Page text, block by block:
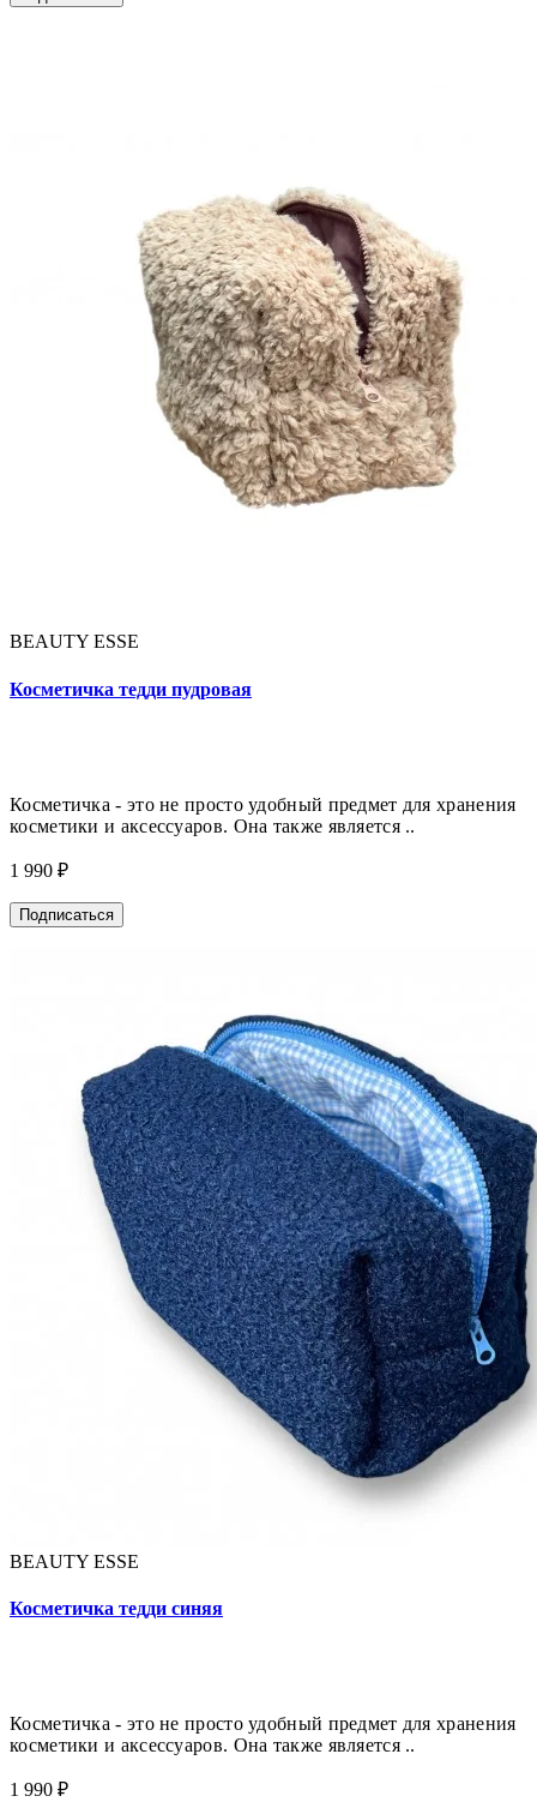
BEAUTY ESSE
Косметичка тедди пудровая
Косметичка - это не просто удобный предмет для хранения
косметики и аксессуаров. Она также является ..
1 990 ₽
Подписаться
BEAUTY ESSE
Косметичка тедди синяя
Косметичка - это не просто удобный предмет для хранения
косметики и аксессуаров. Она также является ..
1 990 ₽